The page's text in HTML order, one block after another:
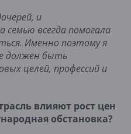
и
всегда помогала
Именно поэтому я
должен быть
целей, профессий и
влияют рост цен
обстановка?